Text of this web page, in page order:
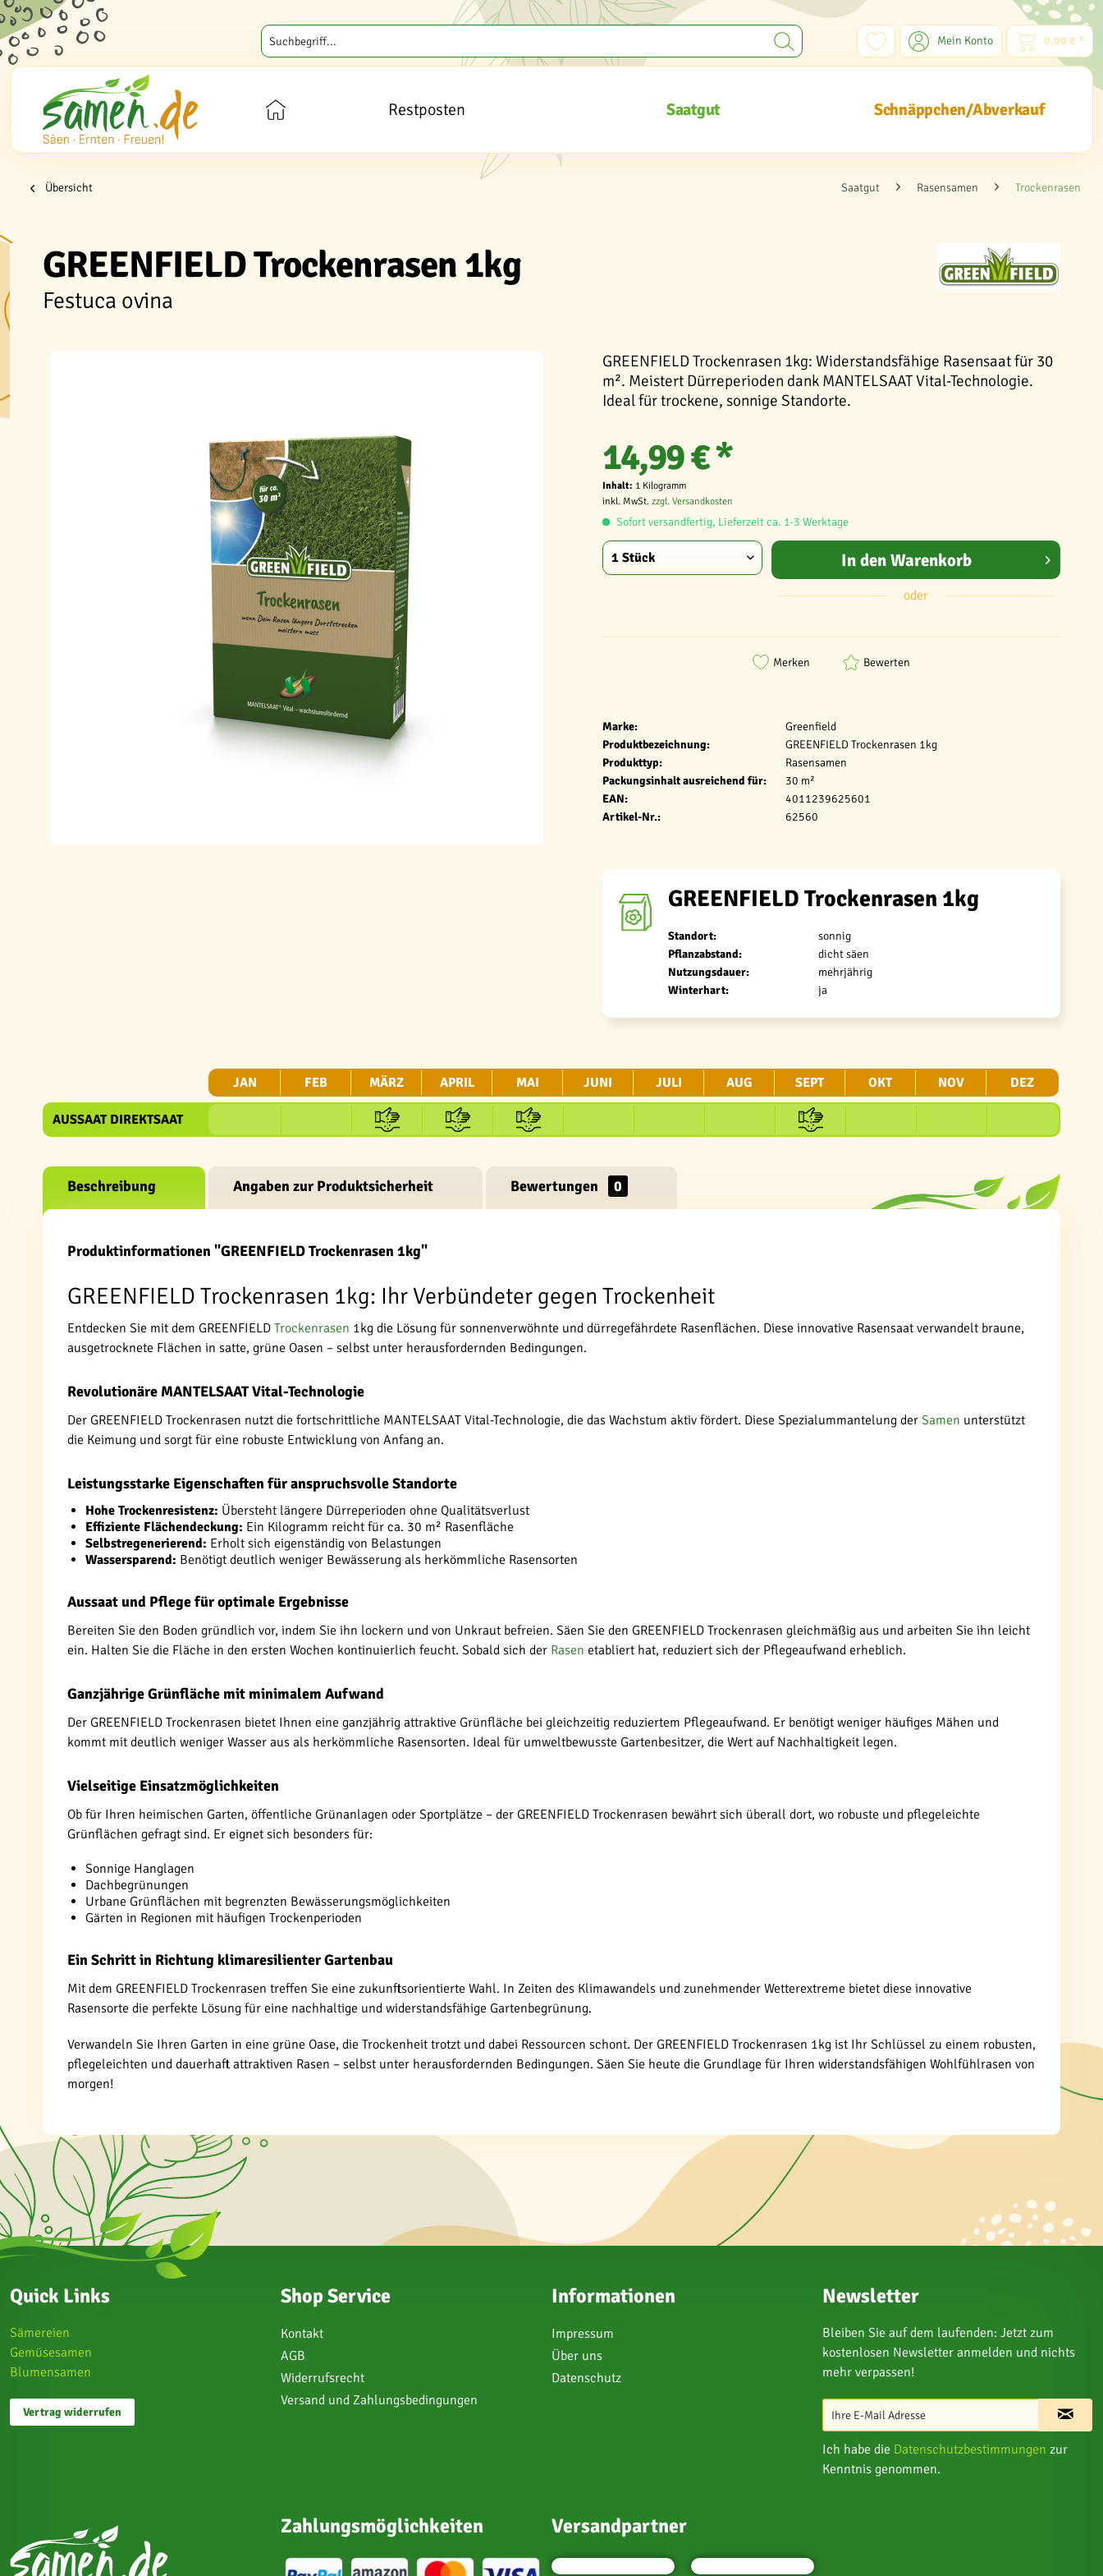
Mein Konto 0,00 € *
Restposten Saatgut Schnäppchen/Abverkauf
Übersicht Saatgut Rasensamen Trockenrasen
GREENFIELD Trockenrasen 1kg
Festuca ovina
GREENFIELD Trockenrasen 1kg: Widerstandsfähige Rasensaat für 30
m². Meistert Dürreperioden dank MANTELSAAT Vital-Technologie.
Ideal für trockene, sonnige Standorte.
Marke:
Greenfield
Produktbezeichnung:
GREENFIELD Trockenrasen 1kg
Produkttyp:
Rasensamen
Packungsinhalt ausreichend für:
30 m²
EAN:
4011239625601
Artikel-Nr.:
62560
14,99 € *
Inhalt: 1 Kilogramm
inkl. MwSt. zzgl. Versandkosten
Sofort versandfertig, Lieferzeit ca. 1-3 Werktage
In den Warenkorb
oder
Merken Bewerten
GREENFIELD Trockenrasen 1kg
Standort:
sonnig
Pflanzabstand:
dicht säen
Nutzungsdauer:
mehrjährig
Winterhart:
ja
JAN FEB MÄRZ APRIL MAI JUNI JULI AUG SEPT OKT NOV DEZ
AUSSAAT DIREKTSAAT
Beschreibung Angaben zur Produktsicherheit Bewertungen 0
Produktinformationen "GREENFIELD Trockenrasen 1kg"
GREENFIELD Trockenrasen 1kg: Ihr Verbündeter gegen Trockenheit
Entdecken Sie mit dem GREENFIELD Trockenrasen 1kg die Lösung für sonnenverwöhnte und dürregefährdete Rasenflächen. Diese innovative Rasensaat verwandelt braune,
ausgetrocknete Flächen in satte, grüne Oasen – selbst unter herausfordernden Bedingungen.
Revolutionäre MANTELSAAT Vital-Technologie
Der GREENFIELD Trockenrasen nutzt die fortschrittliche MANTELSAAT Vital-Technologie, die das Wachstum aktiv fördert. Diese Spezialummantelung der Samen unterstützt
die Keimung und sorgt für eine robuste Entwicklung von Anfang an.
Leistungsstarke Eigenschaften für anspruchsvolle Standorte
Hohe Trockenresistenz: Übersteht längere Dürreperioden ohne Qualitätsverlust
Effiziente Flächendeckung: Ein Kilogramm reicht für ca. 30 m² Rasenfläche
Selbstregenerierend: Erholt sich eigenständig von Belastungen
Wassersparend: Benötigt deutlich weniger Bewässerung als herkömmliche Rasensorten
Aussaat und Pflege für optimale Ergebnisse
Bereiten Sie den Boden gründlich vor, indem Sie ihn lockern und von Unkraut befreien. Säen Sie den GREENFIELD Trockenrasen gleichmäßig aus und arbeiten Sie ihn leicht
ein. Halten Sie die Fläche in den ersten Wochen kontinuierlich feucht. Sobald sich der Rasen etabliert hat, reduziert sich der Pflegeaufwand erheblich.
Ganzjährige Grünfläche mit minimalem Aufwand
Der GREENFIELD Trockenrasen bietet Ihnen eine ganzjährig attraktive Grünfläche bei gleichzeitig reduziertem Pflegeaufwand. Er benötigt weniger häufiges Mähen und
kommt mit deutlich weniger Wasser aus als herkömmliche Rasensorten. Ideal für umweltbewusste Gartenbesitzer, die Wert auf Nachhaltigkeit legen.
Vielseitige Einsatzmöglichkeiten
Ob für Ihren heimischen Garten, öffentliche Grünanlagen oder Sportplätze – der GREENFIELD Trockenrasen bewährt sich überall dort, wo robuste und pflegeleichte
Grünflächen gefragt sind. Er eignet sich besonders für:
Sonnige Hanglagen
Dachbegrünungen
Urbane Grünflächen mit begrenzten Bewässerungsmöglichkeiten
Gärten in Regionen mit häufigen Trockenperioden
Ein Schritt in Richtung klimaresilienter Gartenbau
Mit dem GREENFIELD Trockenrasen treffen Sie eine zukunftsorientierte Wahl. In Zeiten des Klimawandels und zunehmender Wetterextreme bietet diese innovative
Rasensorte die perfekte Lösung für eine nachhaltige und widerstandsfähige Gartenbegrünung.
Verwandeln Sie Ihren Garten in eine grüne Oase, die Trockenheit trotzt und dabei Ressourcen schont. Der GREENFIELD Trockenrasen 1kg ist Ihr Schlüssel zu einem robusten,
pflegeleichten und dauerhaft attraktiven Rasen – selbst unter herausfordernden Bedingungen. Säen Sie heute die Grundlage für Ihren widerstandsfähigen Wohlfühlrasen von
morgen!
Quick Links
Sämereien
Gemüsesamen
Blumensamen
Vertrag widerrufen
Shop Service
Kontakt
AGB
Widerrufsrecht
Versand und Zahlungsbedingungen
Informationen
Impressum
Über uns
Datenschutz
Newsletter
Bleiben Sie auf dem laufenden: Jetzt zum
kostenlosen Newsletter anmelden und nichts
mehr verpassen!
Ich habe die Datenschutzbestimmungen zur
Kenntnis genommen.
Zahlungsmöglichkeiten Versandpartner